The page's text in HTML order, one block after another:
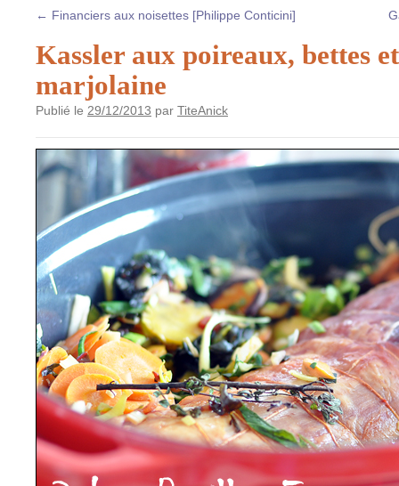
← Financiers aux noisettes [Philippe Conticini]
Kassler aux poireaux, bettes
marjolaine
Publié le 29/12/2013 par TiteAnick